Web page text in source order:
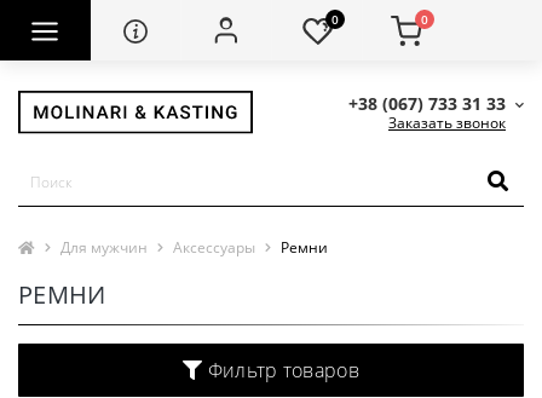
0 0
+38 (067) 733 31 33
Заказать звонок
Для мужчин Аксессуары Ремни
РЕМНИ
Фильтр товаров